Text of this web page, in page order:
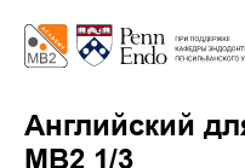
Английский
MB2 1/3